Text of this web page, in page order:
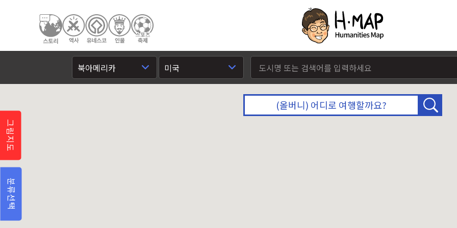
그림지도
분류선택